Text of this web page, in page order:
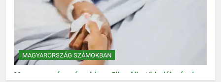
MAGYARORSZÁG SZÁMOKBAN
Magyarország számokban: Elkerülhető halálozások